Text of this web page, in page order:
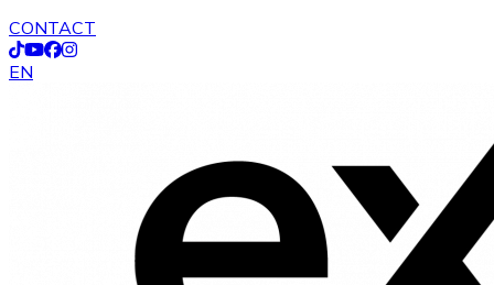
CONTACT
EN